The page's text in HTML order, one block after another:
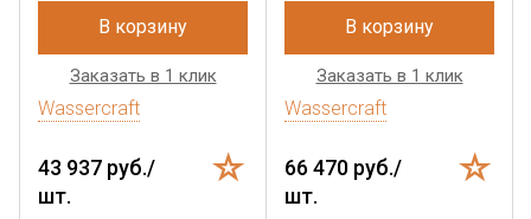
В корзину
Заказать в 1 клик
Wassercraft
43 937 руб./
шт.
В корзину
Заказать в 1 клик
Wassercraft
66 470 руб./
шт.